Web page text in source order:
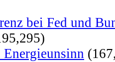
bei Fed und
Energieunsinn